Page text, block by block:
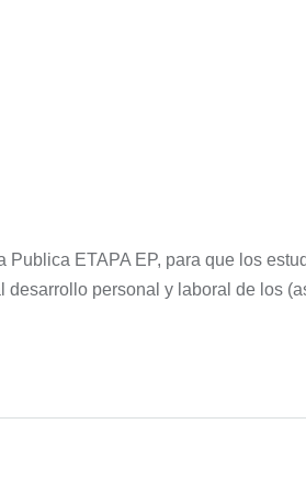
ETAPA EP, para que los
personal y laboral de los